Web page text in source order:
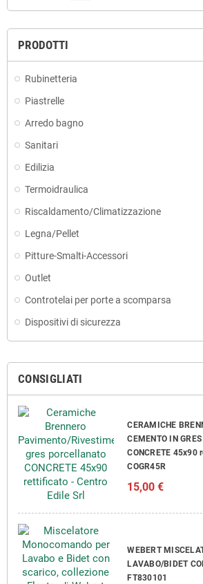
PRODOTTI
Rubinetteria
Piastrelle
Arredo bagno
Sanitari
Edilizia
Termoidraulica
Riscaldamento/Climatizzazione
Legna/Pellet
Pitture-Smalti-Accessori
Outlet
Controtelai per porte a scomparsa
Dispositivi di sicurezza
CONSIGLIATI
CERAMICHE
CEMENTO IN
CONCRETE 45x90
COGR45R
15,00 €
WEBERT
LAVABO/BIDET
FT830101